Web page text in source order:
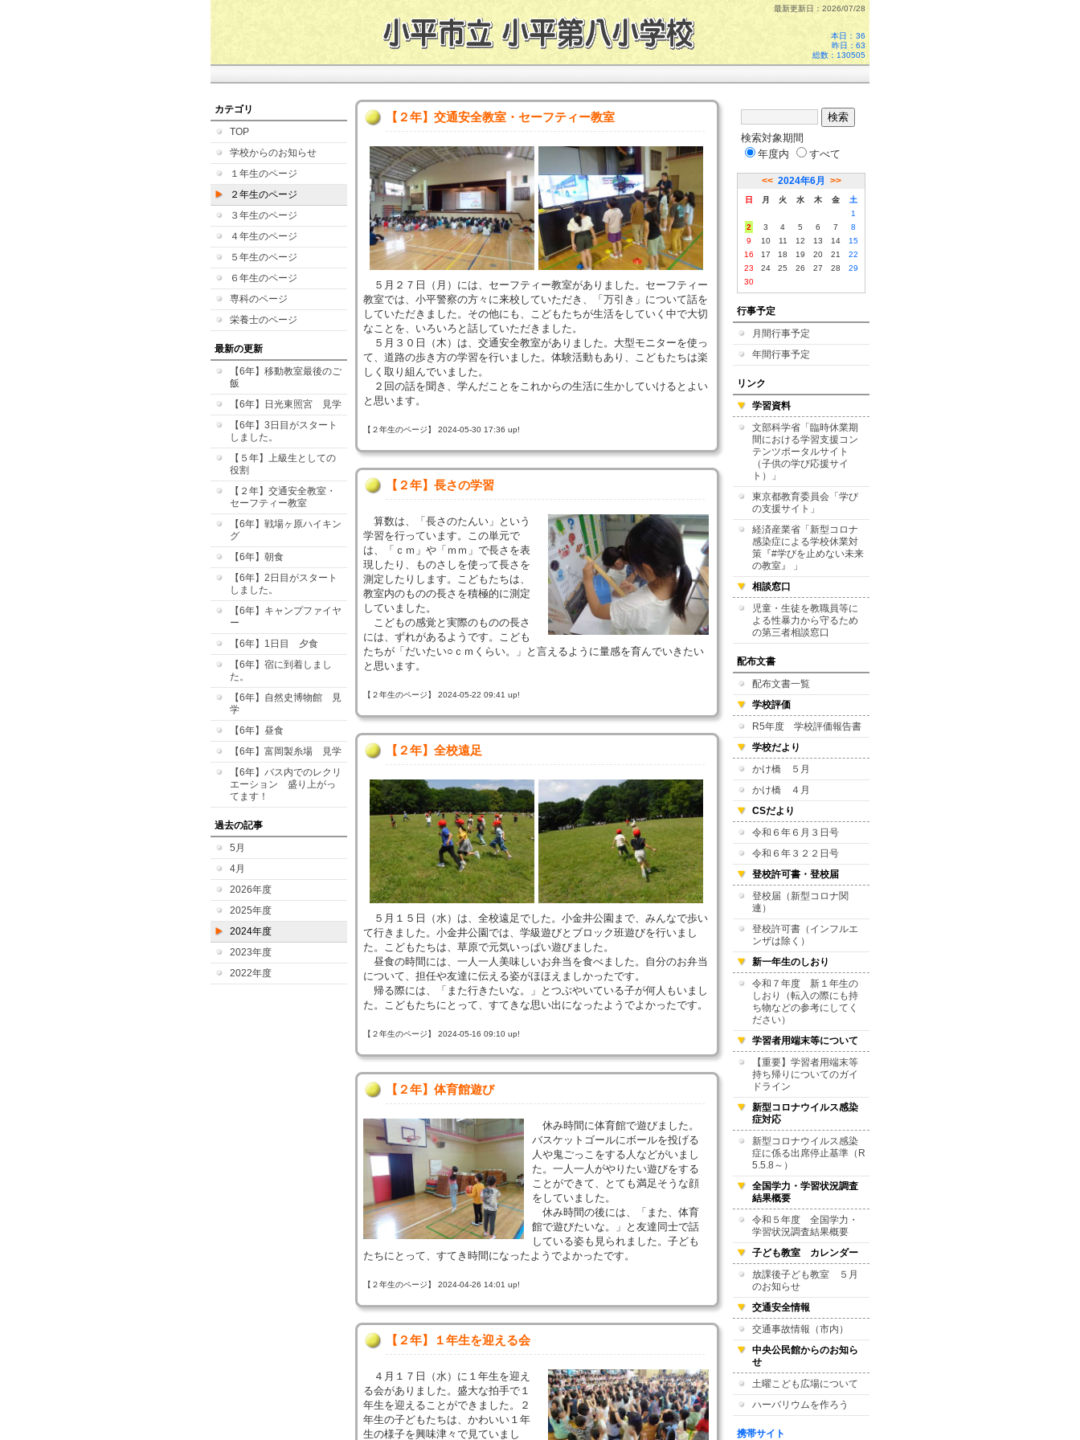
最新更新日：2026/07/28
本日： 36
昨日：63
総数：130505
カテゴリ
TOP
学校からのお知らせ
１年生のページ
２年生のページ
３年生のページ
４年生のページ
５年生のページ
６年生のページ
専科のページ
栄養士のページ
最新の更新
【6年】移動教室最後のご
飯
【6年】日光東照宮 見学
【6年】3日目がスタート
しました。
【５年】上級生としての
役割
【２年】交通安全教室・
セーフティー教室
【6年】戦場ヶ原ハイキン
グ
【6年】朝食
【6年】2日目がスタート
しました。
【6年】キャンプファイヤ
ー
【6年】1日目 夕食
【6年】宿に到着しまし
た。
【6年】自然史博物館 見
学
【6年】昼食
【6年】富岡製糸場 見学
【6年】バス内でのレクリ
エーション 盛り上がっ
てます！
過去の記事
5月
4月
2026年度
2025年度
2024年度
2023年度
2022年度
【２年】交通安全教室・セーフティー教室
５月２７日（月）には、セーフティー教室がありました。セーフティー
教室では、小平警察の方々に来校していただき、「万引き」について話を
していただきました。その他にも、こどもたちが生活をしていく中で大切
なことを、いろいろと話していただきました。
５月３０日（木）は、交通安全教室がありました。大型モニターを使っ
て、道路の歩き方の学習を行いました。体験活動もあり、こどもたちは楽
しく取り組んでいました。
２回の話を聞き、学んだことをこれからの生活に生かしていけるとよい
と思います。
【２年生のページ】 2024-05-30 17:36 up!
【２年】長さの学習
算数は、「長さのたんい」という
学習を行っています。この単元で
は、「ｃｍ」や「ｍｍ」で長さを表
現したり、ものさしを使って長さを
測定したりします。こどもたちは、
教室内のものの長さを積極的に測定
していました。
こどもの感覚と実際のものの長さ
には、ずれがあるようです。こども
たちが「だいたい○ｃｍくらい。」と言えるように量感を育んでいきたい
と思います。
【２年生のページ】 2024-05-22 09:41 up!
【２年】全校遠足
５月１５日（水）は、全校遠足でした。小金井公園まで、みんなで歩い
て行きました。小金井公園では、学級遊びとブロック班遊びを行いまし
た。こどもたちは、草原で元気いっぱい遊びました。
昼食の時間には、一人一人美味しいお弁当を食べました。自分のお弁当
について、担任や友達に伝える姿がほほえましかったです。
帰る際には、「また行きたいな。」とつぶやいている子が何人もいまし
た。こどもたちにとって、すてきな思い出になったようでよかったです。
【２年生のページ】 2024-05-16 09:10 up!
【２年】体育館遊び
休み時間に体育館で遊びました。
バスケットゴールにボールを投げる
人や鬼ごっこをする人などがいまし
た。一人一人がやりたい遊びをする
ことができて、とても満足そうな顔
をしていました。
休み時間の後には、「また、体育
館で遊びたいな。」と友達同士で話
している姿も見られました。子ども
たちにとって、すてき時間になったようでよかったです。
【２年生のページ】 2024-04-26 14:01 up!
【２年】１年生を迎える会
４月１７日（水）に１年生を迎え
る会がありました。盛大な拍手で１
年生を迎えることができました。２
年生の子どもたちは、かわいい１年
生の様子を興味津々で見ていまし
検索対象期間
年度内
すべて
<< 2024年6月 >>
日 月 火 水 木 金
土
1
2
3 4 5 6 7
8
9
10 11 12 13 14
15
16
17 18 19 20 21
22
23
24 25 26 27 28
29
30
行事予定
月間行事予定
年間行事予定
リンク
学習資料
文部科学省「臨時休業期
間における学習支援コン
テンツポータルサイト
（子供の学び応援サイ
ト）」
東京都教育委員会「学び
の支援サイト」
経済産業省「新型コロナ
感染症による学校休業対
策『#学びを止めない未来
の教室』 」
相談窓口
児童・生徒を教職員等に
よる性暴力から守るため
の第三者相談窓口
配布文書
配布文書一覧
学校評価
R5年度 学校評価報告書
学校だより
かけ橋 ５月
かけ橋 ４月
CSだより
令和６年６月３日号
令和６年３２２日号
登校許可書・登校届
登校届（新型コロナ関
連）
登校許可書（インフルエ
ンザは除く）
新一年生のしおり
令和７年度 新１年生の
しおり（転入の際にも持
ち物などの参考にしてく
ださい）
学習者用端末等について
【重要】学習者用端末等
持ち帰りについてのガイ
ドライン
新型コロナウイルス感染
症対応
新型コロナウイルス感染
症に係る出席停止基準（R
5.5.8～）
全国学力・学習状況調査
結果概要
令和５年度 全国学力・
学習状況調査結果概要
子ども教室 カレンダー
放課後子ども教室 ５月
のお知らせ
交通安全情報
交通事故情報（市内）
中央公民館からのお知ら
せ
土曜こども広場について
ハーバリウムを作ろう
携帯サイト